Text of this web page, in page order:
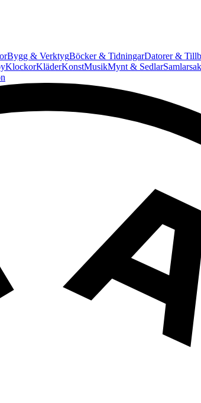
Bygg & VerktygBöcker & TidningarDatorer &
KlockorKläderKonstMusikMynt & Sedlar